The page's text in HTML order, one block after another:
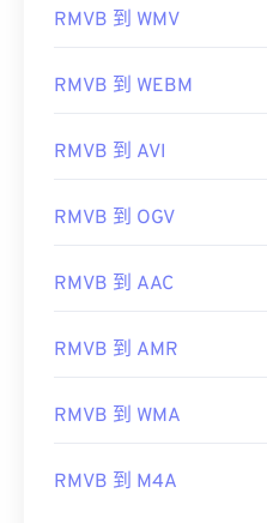
RMVB 到 WMV
RMVB 到 WEBM
RMVB 到 AVI
RMVB 到 OGV
RMVB 到 AAC
RMVB 到 AMR
RMVB 到 WMA
RMVB 到 M4A